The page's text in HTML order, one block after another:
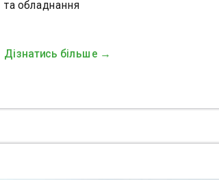
та обладнання
Дізнатись більше →